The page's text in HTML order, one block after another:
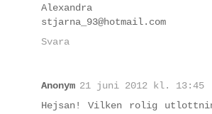
Alexandra
stjarna_93@hotmail.com
Svara
Anonym 21 juni 2012 kl. 13:45
Hejsan! Vilken rolig